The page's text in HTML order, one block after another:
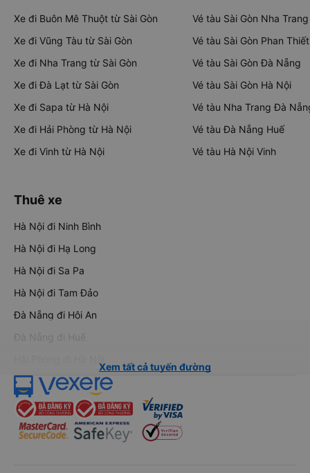
Xe đi Buôn Mê Thuột từ Sài Gòn
Xe đi Vũng Tàu từ Sài Gòn
Xe đi Nha Trang từ Sài Gòn
Xe đi Đà Lạt từ Sài Gòn
Xe đi Sapa từ Hà Nội
Xe đi Hải Phòng từ Hà Nội
Xe đi Vinh từ Hà Nội
Vé tàu Sài Gòn Nha Trang
Vé tàu Sài Gòn Phan Thiết
Vé tàu Sài Gòn Đà Nẵng
Vé tàu Sài Gòn Hà Nội
Vé tàu Nha Trang Đà
Vé tàu Đà Nẵng Huế
Vé tàu Hà Nội Vinh
Thuê xe
Hà Nội đi Ninh Bình
Hà Nội đi Hạ Long
Hà Nội đi Sa Pa
Hà Nội đi Tam Đảo
Đà Nẵng đi Hội An
Đà Nẵng đi Huế
Xem tất cả tuyến đường